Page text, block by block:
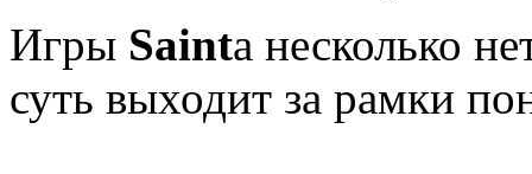
Игры Saintа несколько
суть выходит за рамки